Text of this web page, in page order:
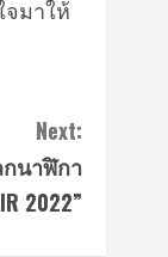
มาให้
Next:
นาฬิกา
2022”